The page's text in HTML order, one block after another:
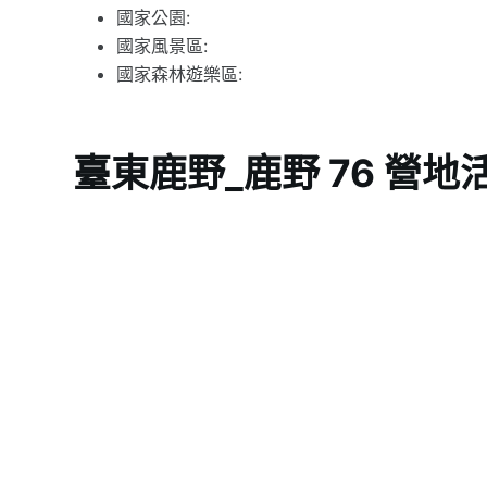
國家公園:
國家風景區:
國家森林遊樂區:
臺東鹿野_鹿野 76 營地